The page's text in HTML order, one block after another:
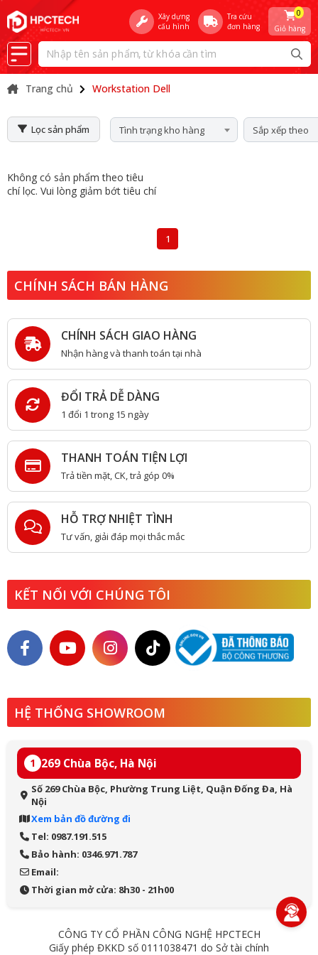
Xây dựng
cấu hình
Tra cứu
đơn hàng
Giỏ hàng
0
Trang chủ Workstation Dell
Lọc sản phẩm Tình trạng kho hàng Sắp xếp theo
Không có sản phẩm theo tiêu
chí lọc. Vui lòng giảm bớt tiêu chí
1
CHÍNH SÁCH BÁN HÀNG
CHÍNH SÁCH GIAO HÀNG
Nhận hàng và thanh toán tại nhà
ĐỔI TRẢ DỄ DÀNG
1 đổi 1 trong 15 ngày
THANH TOÁN TIỆN LỢI
Trả tiền mặt, CK, trả góp 0%
HỖ TRỢ NHIỆT TÌNH
Tư vấn, giải đáp mọi thắc mắc
KẾT NỐI VỚI CHÚNG TÔI
HỆ THỐNG SHOWROOM
1 269 Chùa Bộc, Hà Nội
Số 269 Chùa Bộc, Phường Trung Liệt, Quận Đống Đa, Hà
Nội
Xem bản đồ đường đi
Tel: 0987.191.515
Bảo hành: 0346.971.787
Email:
Thời gian mở cửa: 8h30 - 21h00
CÔNG TY CỔ PHẦN CÔNG NGHỆ HPCTECH
Giấy phép ĐKKD số 0111038471 do Sở tài chính